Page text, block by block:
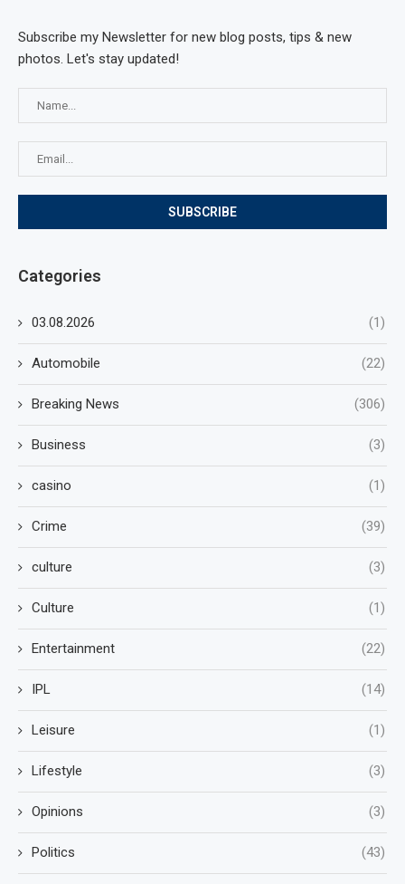
Subscribe my Newsletter for new blog posts, tips & new
photos. Let's stay updated!
Categories
03.08.2026 (1)
Automobile (22)
Breaking News (306)
Business (3)
casino (1)
Crime (39)
culture (3)
Culture (1)
Entertainment (22)
IPL (14)
Leisure (1)
Lifestyle (3)
Opinions (3)
Politics (43)